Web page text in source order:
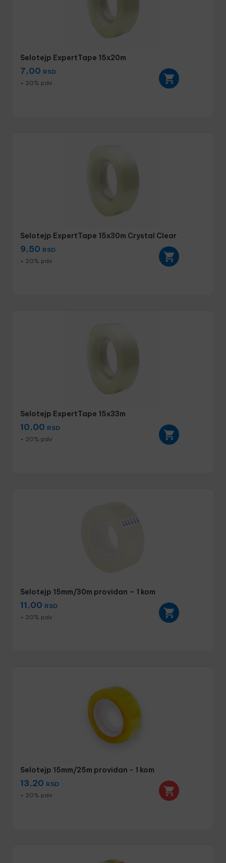
Selotejp ExpertTape 15x20m
7,00 RSD
+ 20% pdv
Selotejp ExpertTape 15x30m Crystal Clear
9,50 RSD
+ 20% pdv
Selotejp ExpertTape 15x33m
10,00 RSD
+ 20% pdv
Selotejp 15mm/30m providan – 1 kom
11,00 RSD
+ 20% pdv
Selotejp 15mm/25m providan - 1 kom
13,20 RSD
+ 20% pdv